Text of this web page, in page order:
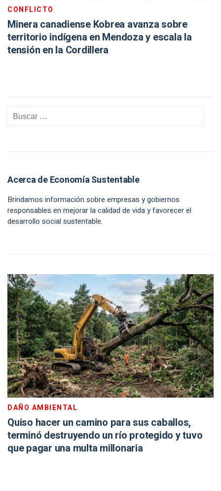
CONFLICTO
Minera canadiense Kobrea avanza sobre
territorio indígena en Mendoza y escala la
tensión en la Cordillera
Acerca de Economía Sustentable
Brindamos información sobre empresas y gobiernos
responsables en mejorar la calidad de vida y favorecer el
desarrollo social sustentable.
DAÑO AMBIENTAL
Quiso hacer un camino para sus caballos,
terminó destruyendo un río protegido y tuvo
que pagar una multa millonaria